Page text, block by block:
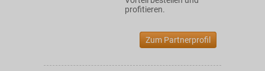
profitieren.
Zum Partnerprofil